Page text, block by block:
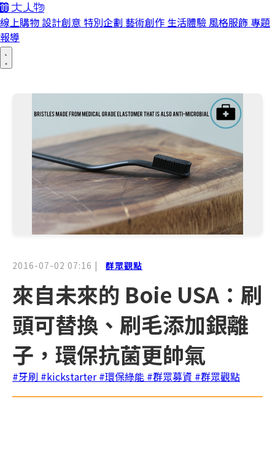
線上購物 設計創意 特別企劃 藝術創作 生活體驗 風格服飾 專題
報導
2016-07-02 07:16 | 群眾觀點
來自未來的 Boie USA：刷
頭可替換、刷毛添加銀離
子，環保抗菌更帥氣
#牙刷 #kickstarter#環保綠能 #群眾募資 #群眾觀點